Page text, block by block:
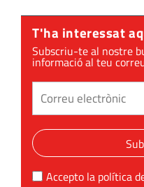
T'ha interessat
Subscriu-te al nostre
informació al teu
Accepto la política